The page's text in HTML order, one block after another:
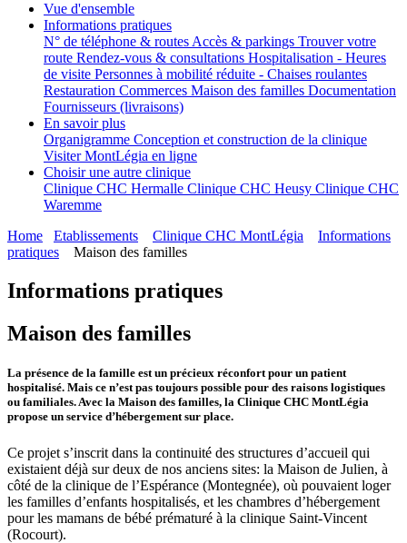
Vue d'ensemble
Informations pratiques
N° de téléphone & routesAccès & parkings Trouver votre
route Rendez-vous & consultations Hospitalisation - Heures
de visite Personnes à mobilité réduite - Chaises roulantes
Restauration Commerces Maison des familles Documentation
Fournisseurs (livraisons)
En savoir plus
Organigramme Conception et construction de la clinique
Visiter MontLégia en ligne
Choisir une autre clinique
Clinique CHC Hermalle Clinique CHC Heusy Clinique CHC
Waremme
Home
Etablissements Clinique CHC MontLégia
Informations
pratiques
Maison des familles
Informations pratiques
Maison des familles
La présence de la famille est un précieux réconfort pour un patient
hospitalisé. Mais ce n’est pas toujours possible pour des raisons logistiques
ou familiales. Avec la Maison des familles, la Clinique CHC MontLégia
propose un service d’hébergement sur place.
Ce projet s’inscrit dans la continuité des structures d’accueil qui
existaient déjà sur deux de nos anciens sites: la Maison de Julien, à
côté de la clinique de l’Espérance (Montegnée), où pouvaient loger
les familles d’enfants hospitalisés, et les chambres d’hébergement
pour les mamans de bébé prématuré à la clinique Saint-Vincent
(Rocourt).